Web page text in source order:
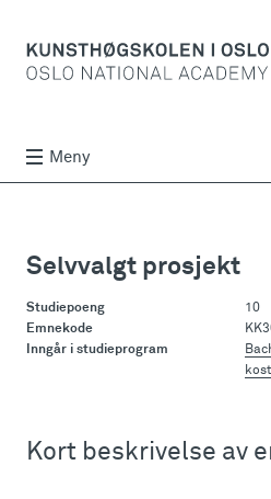
Meny
Selvvalgt prosjekt
Studiepoeng
10
Emnekode
Inngår i studieprogram
Kort beskrivelse av